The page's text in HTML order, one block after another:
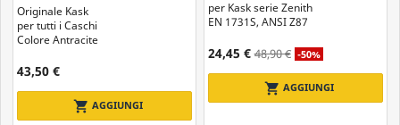
Originale Kask
per tutti i Caschi
Colore Antracite
43,50 €
shopping_cart AGGIUNGI
per Kask serie Zenith
EN 1731S, ANSI Z87
24,45 € 48,90 € -50%
shopping_cart AGGIUNGI